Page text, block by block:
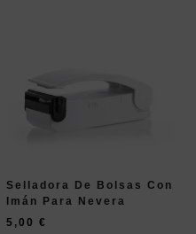
Selladora De Bolsas Con
Imán Para Nevera
5,00 €